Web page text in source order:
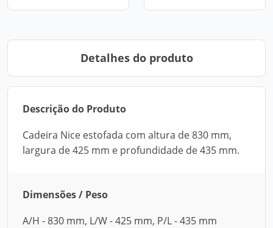
Detalhes do produto
Descrição do Produto
Cadeira Nice estofada com altura de 830 mm,
largura de 425 mm e profundidade de 435 mm.
Dimensões / Peso
A/H - 830 mm, L/W - 425 mm, P/L - 435 mm